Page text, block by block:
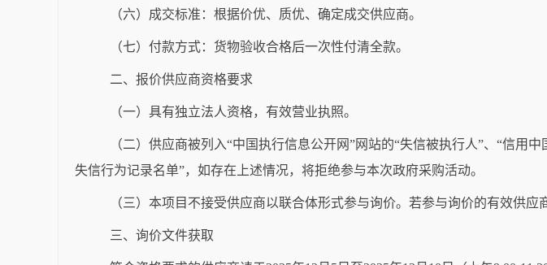
（六）成交标准：根据价优、质优、确定成交供应商。
（七）付款方式：货物验收合格后一次性付清全款。
二、报价供应商资格要求
（一）具有独立法人资格，有效营业执照。
（二）供应商被列入“中国执行信息公开网”网站的“失信被执行人”、 “信用中
失信行为记录名单”，如存在上述情况，将拒绝参与本次政府采购活动。
（三）本项目不接受供应商以联合体形式参与询价。若参与询价的有效供应
三、询价文件获取